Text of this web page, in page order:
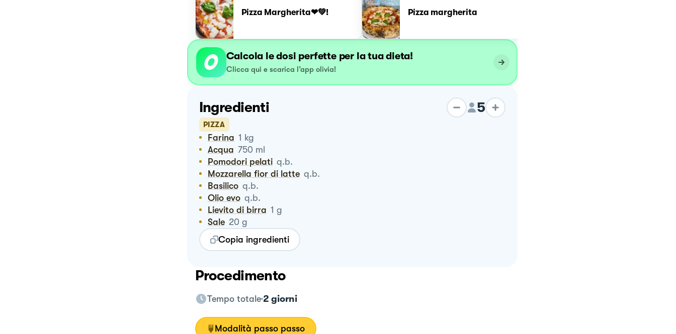
Pizza Margherita❤💚! Pizza margherita
Calcola le dosi perfette per la tua dieta!
Clicca qui e scarica l’app olivia!
Ingredienti 5
PIZZA
Farina 1 kg
Acqua 750 ml
Pomodori pelati q.b.
Mozzarella fior di latte q.b.
Basilico q.b.
Olio evo q.b.
Lievito di birra 1 g
Sale 20 g
Copia ingredienti
Procedimento
Tempo totale 2 giorni
Modalità passo passo